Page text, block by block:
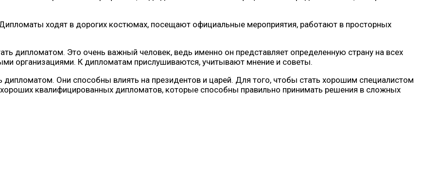
ходят в дорогих костюмах, посещают официальные мероприятия, работают в просторных
дипломатом. Это очень важный человек, ведь именно он представляет определенную страну на всех
организациями. К дипломатам прислушиваются, учитывают мнение и советы.
дипломатом. Они способны влиять на президентов и царей. Для того, чтобы стать хорошим специалистом
квалифицированных дипломатов, которые способны правильно принимать решения в сложных